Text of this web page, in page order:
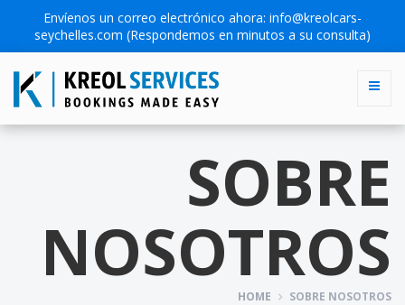
Envíenos un correo electrónico ahora: info@kreolcars-
seychelles.com (Respondemos en minutos a su consulta)
SOBRE
NOSOTROS
HOME SOBRE NOSOTROS